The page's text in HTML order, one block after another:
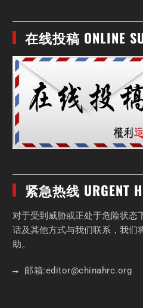
在线投稿 ONLINE
紧急热线 URGENT
对于受到威胁或正处于危险状态
话及其他方式与我们联系，我们
助。
邮箱:editor@chinahrc.org